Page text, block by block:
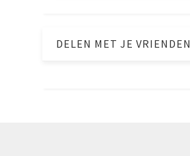
DELEN MET JE VRIENDEN